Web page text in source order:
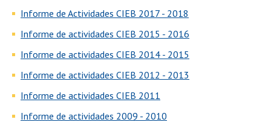
Informe de Actividades CIEB 2017 - 2018
Informe de actividades CIEB 2015 - 2016
Informe de actividades CIEB 2014 - 2015
Informe de actividades CIEB 2012 - 2013
Informe de actividades CIEB 2011
Informe de actividades 2009 - 2010